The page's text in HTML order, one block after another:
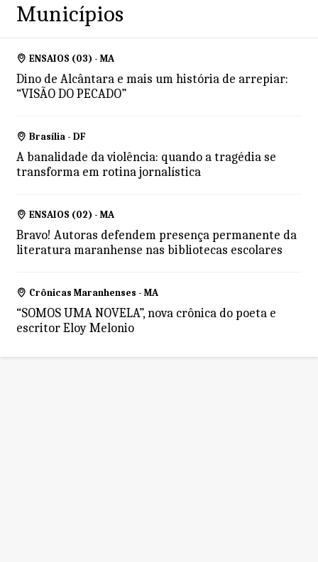
Municípios
ENSAIOS (03) - MA
Dino de Alcântara e mais um história de arrepiar:
“VISÃO DO PECADO”
Brasília - DF
A banalidade da violência: quando a tragédia se
transforma em rotina jornalística
ENSAIOS (02) - MA
Bravo! Autoras defendem presença permanente da
literatura maranhense nas bibliotecas escolares
Crônicas Maranhenses - MA
“SOMOS UMA NOVELA”, nova crônica do poeta e
escritor Eloy Melonio